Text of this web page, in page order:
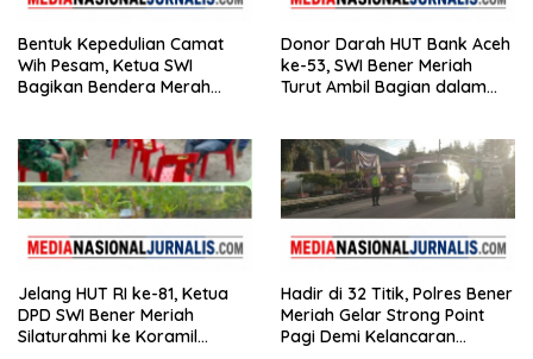
Bentuk Kepedulian Camat
Wih Pesam, Ketua SWI
Bagikan Bendera Merah
Donor Darah HUT Bank Aceh
ke-53, SWI Bener Meriah
Turut Ambil Bagian dalam
Jelang HUT RI ke-81, Ketua
DPD SWI Bener Meriah
Silaturahmi ke Koramil
Hadir di 32 Titik, Polres Bener
Meriah Gelar Strong Point
Pagi Demi Kelancaran